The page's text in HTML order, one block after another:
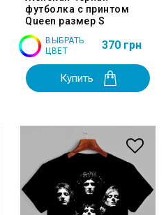
футболка с принтом
Queen размер S
ВЫБРАТЬ
ЦВЕТ
370 грн
Купить